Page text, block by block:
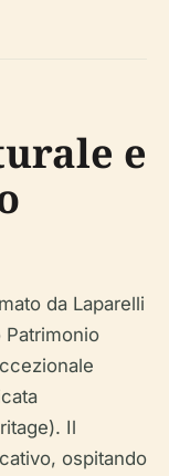
e
da Laparelli
Patrimonio
Il
ospitando